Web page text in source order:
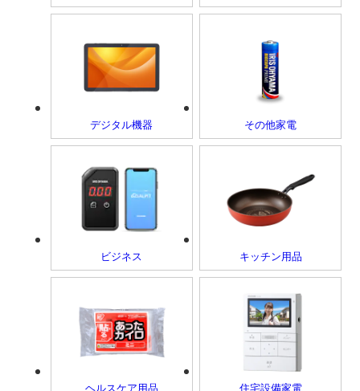
デジタル機器 その他家電
ビジネス キッチン用品
ヘルスケア用品 住宅設備家電